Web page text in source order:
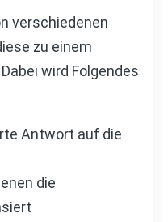
verschiedenen
zu einem
wird Folgendes
Antwort auf die
die